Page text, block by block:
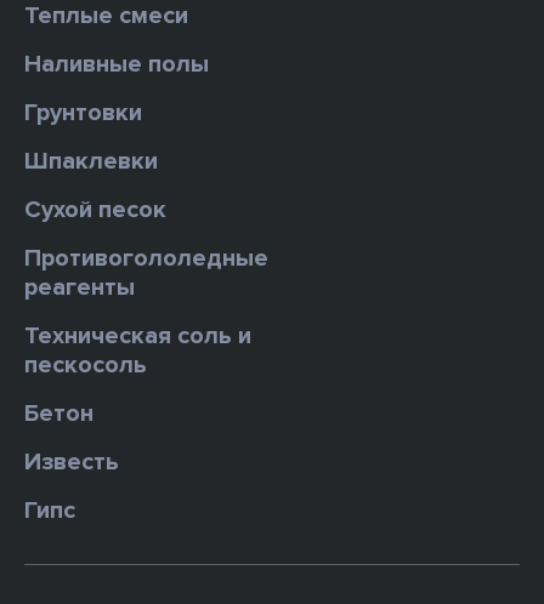
Теплые смеси
Наливные полы
Грунтовки
Шпаклевки
Сухой песок
Противогололедные
реагенты
Техническая соль и
пескосоль
Бетон
Известь
Гипс